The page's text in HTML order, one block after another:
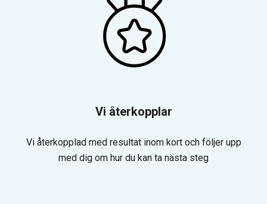
Vi återkopplar
Vi återkopplad med resultat inom kort och följer upp
med dig om hur du kan ta nästa steg